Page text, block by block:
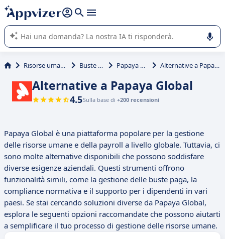
righe con
shift + enter
L'IA di Appvizer vi guida nell'utilizzo o nella scelta di un
software SaaS per la vostra azienda.
Risorse umane (HR) Buste paga Papaya Global Alternative a Papaya Global
Alternative a Papaya Global
4.5Sulla base di +200 recensioni
Papaya Global è una piattaforma popolare per la gestione
delle risorse umane e della payroll a livello globale. Tuttavia, ci
sono molte alternative disponibili che possono soddisfare
diverse esigenze aziendali. Questi strumenti offrono
funzionalità simili, come la gestione delle buste paga, la
compliance normativa e il supporto per i dipendenti in vari
paesi. Se stai cercando soluzioni diverse da Papaya Global,
esplora le seguenti opzioni raccomandate che possono aiutarti
a semplificare il tuo processo di gestione delle risorse umane.